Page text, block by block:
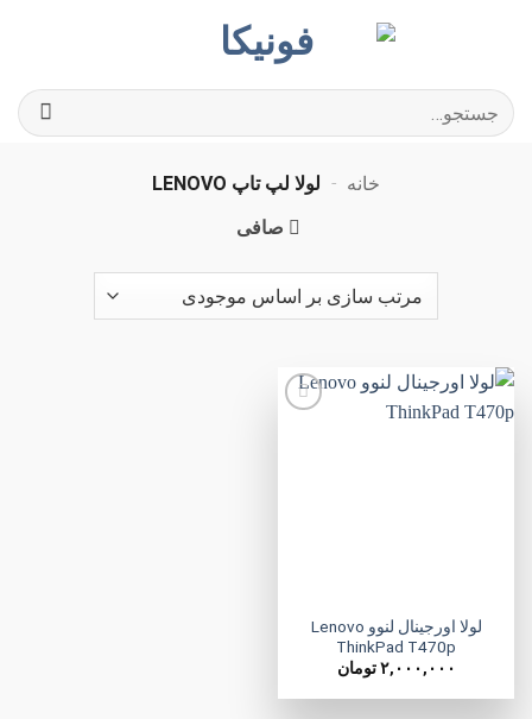
جستجو
برای:
خانه - لولا لپ تاپ LENOVO
صافی
لولا اورجینال لنوو Lenovo
ThinkPad T470p
۲,۰۰۰,۰۰۰ تومان